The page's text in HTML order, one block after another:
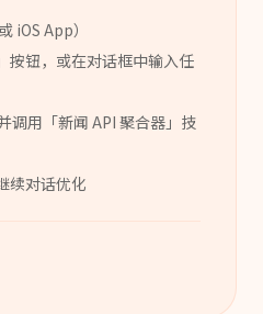
iOS App）
按钮，或在对话框中输入任
调用「新闻 API 聚合器 」 技
续对话优化